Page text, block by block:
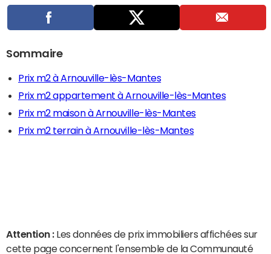
Sommaire
Prix m2 à Arnouville-lès-Mantes
Prix m2 appartement à Arnouville-lès-Mantes
Prix m2 maison à Arnouville-lès-Mantes
Prix m2 terrain à Arnouville-lès-Mantes
Attention : Les données de prix immobiliers affichées sur
cette page concernent l'ensemble de la Communauté